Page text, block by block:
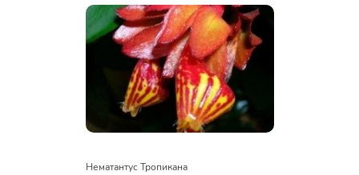
Нематантус Тропикана